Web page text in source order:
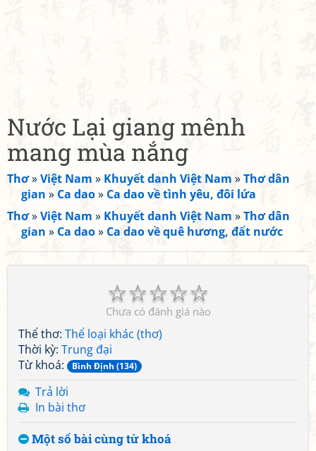
Nước Lại giang mênh
mang mùa nắng
Thơ»Việt Nam » Khuyết danh Việt Nam »Thơ dân
gian » Ca dao» Ca dao về tình yêu, đôi lứa
Thơ»Việt Nam » Khuyết danh Việt Nam »Thơ dân
gian » Ca dao» Ca dao về quê hương, đất nước
☆
☆
☆
☆
☆
Chưa có đánh giá nào
Thể thơ: Thể loại khác (thơ)
Thời kỳ: Trung đại
Từ khoá:
Bình Định (134)
Trả lời
In bài thơ
Một số bài cùng từ khoá